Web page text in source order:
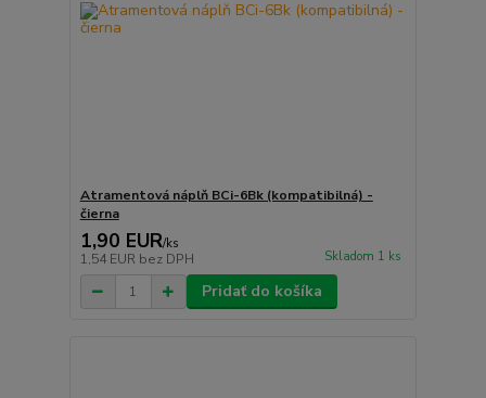
Atramentová náplň BCi-6Bk (kompatibilná) -
čierna
1,90 EUR/ks
1,54 EUR bez DPH Skladom 1 ks
Pridať do košíka